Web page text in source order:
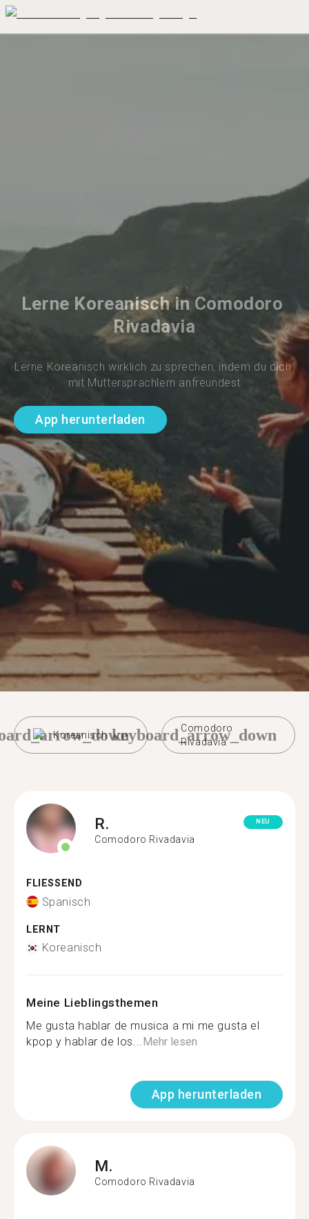
Lerne Koreanisch in Comodoro
Rivadavia
Lerne Koreanisch wirklich zu sprechen, indem du dich
mit Muttersprachlern anfreundest
App herunterladen
Koreanisch
Comodoro
Rivadavia
keyboard_arrow_down
R.
Comodoro Rivadavia
NEU
FLIESSEND
Spanisch
LERNT
Koreanisch
Meine Lieblingsthemen
Me gusta hablar de musica a mi me gusta el
kpop y hablar de los...Mehr lesen
App herunterladen
M.
Comodoro Rivadavia